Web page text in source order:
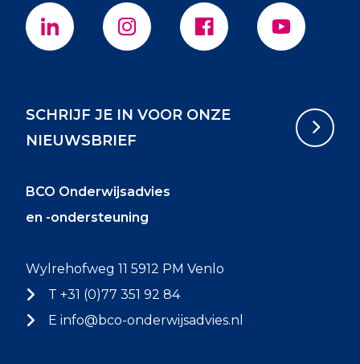
SCHRIJF JE IN VOOR ONZE
NIEUWSBRIEF
BCO Onderwijsadvies
en -ondersteuning
Wylrehofweg 11 5912 PM Venlo
T +31 (0)77 351 92 84
E info@bco-onderwijsadvies.nl